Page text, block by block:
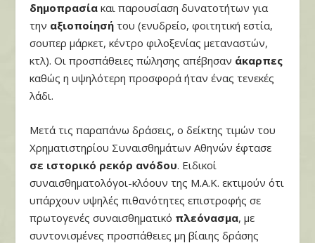
δημοπρασία και παρουσίαση δυνατοτήτων για
την αξιοποίησή του (ενυδρείο, φοιτητική εστία,
σουπερ μάρκετ, κέντρο φιλοξενίας μεταναστών,
κτλ). Οι προσπάθειες πώλησης απέβησαν άκαρπες
καθώς η υψηλότερη προσφορά ήταν ένας τενεκές
λάδι.
Μετά τις παραπάνω δράσεις, ο δείκτης τιμών του
Χρηματιστηρίου Συναισθημάτων Αθηνών έφτασε
σε ιστορικό ρεκόρ ανόδου. Ειδικοί
συναισθηματολόγοι-κλόουν της Μ.Α.Κ. εκτιμούν ότι
υπάρχουν υψηλές πιθανότητες επιστροφής σε
πρωτογενές συναισθηματικό πλεόνασμα, με
συντονισμένες προσπάθειες μη βίαιης δράσης